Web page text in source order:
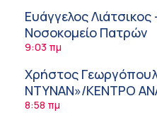
Ευάγγελος
Νοσοκομείο Πατρών
9:03 πμ
Χρήστος
ΝΤΥΝΑΝ»/ΚΕΝΤΡΟ
8:58 πμ